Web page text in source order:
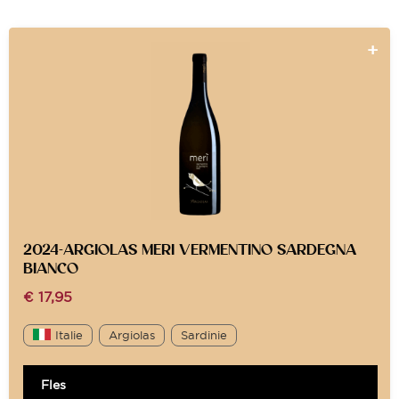
2024-ARGIOLAS MERI VERMENTINO SARDEGNA
BIANCO
€ 17,95
Italie Argiolas Sardinie
Fles